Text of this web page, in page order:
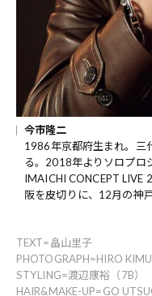
今市隆二
1986年京都府生まれ。三
る。2018年よりソロプロ
IMAICHI CONCEPT LIVE
阪を皮切りに、12月の神
TEXT=畠山里子
PHOTOGRAPH=HIRO
STYLING=渡辺康裕（7B）
HAIR&MAKE-UP=GO